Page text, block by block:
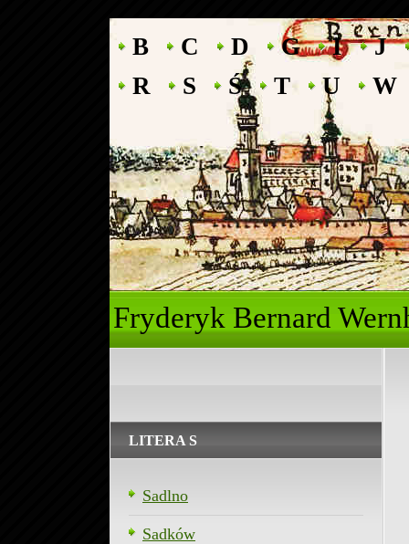
B C D G I
J
R
S Ś T U W
Fryderyk
LITERA S
Sadlno
Sadków